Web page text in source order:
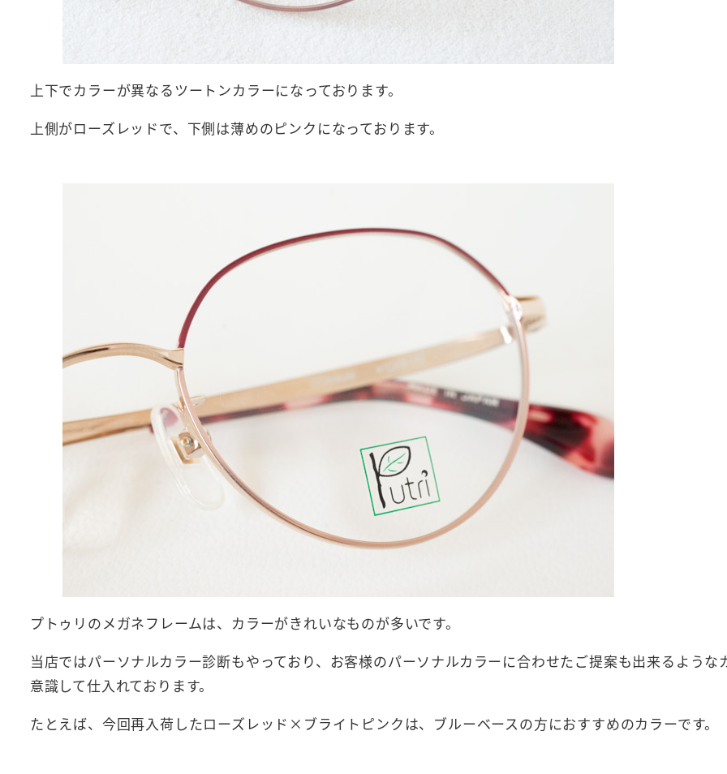
上下でカラーが異なるツートンカラーになっております。
上側がローズレッドで、下側は薄めのピンクになっております。
プトゥリのメガネフレームは、カラーがきれいなものが多いです。
当店ではパーソナルカラー診断もやっており、お客様のパーソナルカラーに合わせたご提案も出来るような
意識して仕入れております。
たとえば、今回再入荷したローズレッド×ブライトピンクは、ブルーベースの方におすすめのカラーです。